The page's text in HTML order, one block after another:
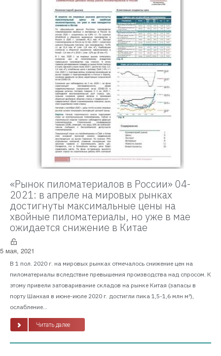
«Рынок пиломатериалов в России» 04-
2021: в апреле на мировых рынках
достигнуты максимальные цены на
хвойные пиломатериалы, но уже в мае
ожидается снижение в Китае
5 мая, 2021
В 1 пол. 2020 г. на мировых рынках отмечалось снижение цен на
пиломатериалы вследствие превышения производства над спросом. К
этому привели затоваривание складов на рынке Китая (запасы в
порту Шанхая в июне-июле 2020 г. достигли пика 1,5-1,6 млн м³),
ослабление...
Читать далее